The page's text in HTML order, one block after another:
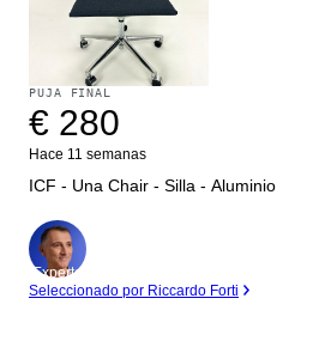
PUJA FINAL
€ 280
Hace 11 semanas
ICF - Una Chair - Silla - Aluminio
Experto
Seleccionado por Riccardo Forti